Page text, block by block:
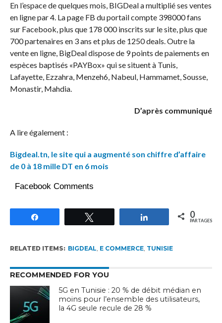
En l’espace de quelques mois, BIGDeal a multiplié ses ventes
en ligne par 4. La page FB du portail compte 398000 fans
sur Facebook, plus que 178 000 inscrits sur le site, plus que
700 partenaires en 3 ans et plus de 1250 deals. Outre la
vente en ligne, BigDeal dispose de 9 points de paiements en
espèces baptisés «PAYBox» qui se situent à Tunis,
Lafayette, Ezzahra, Menzeh6, Nabeul, Hammamet, Sousse,
Monastir, Mahdia.
D’après communiqué
A lire également :
Bigdeal.tn, le site qui a augmenté son chiffre d’affaire
de 0 à 18 mille DT en 6 mois
Facebook Comments
Partagez 0
PARTAGES
RELATED ITEMS: BIGDEAL, E COMMERCE, TUNISIE
RECOMMENDED FOR YOU
5G en Tunisie : 20 % de débit médian en
moins pour l’ensemble des utilisateurs,
la 4G seule recule de 28 %